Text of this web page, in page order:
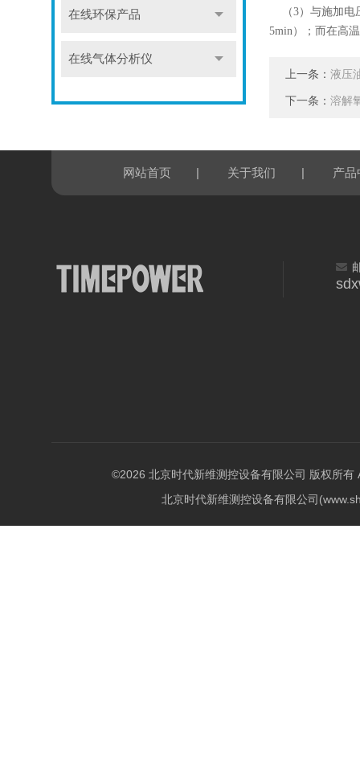
在线环保产品
在线气体分析仪
（3）与施加电
5min）；而在高
上一条： 液压
下一条： 溶解
网站首页 | 关于我们 | 产品
©2026 北京时代新维测控设备有限公司 版权所有
北京时代新维测控设备有限公司